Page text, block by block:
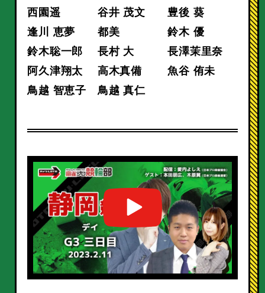
西園遥
谷井 茂文
豊後 葵
逢川 恵夢
都美
鈴木 優
鈴木聡一郎
長村 大
長澤茉里奈
阿久津翔太
高木真備
魚谷 侑未
鳥越 智恵子
鳥越 真仁